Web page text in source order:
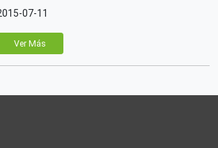
07-11
Ver Más